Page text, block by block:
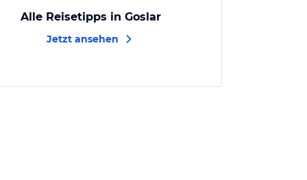
Alle Reisetipps in Goslar
Jetzt ansehen